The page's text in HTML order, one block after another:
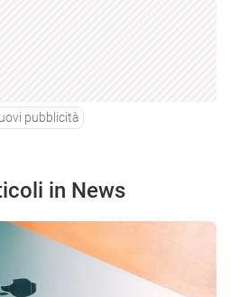
pubblicità
in News